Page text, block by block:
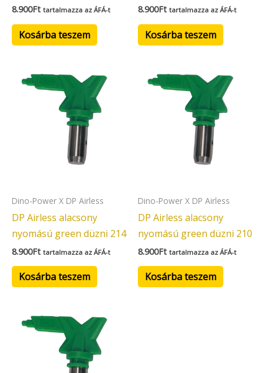
8.900Ft tartalmazza az ÁFÁ-t
Kosárba teszem
8.900Ft tartalmazza az ÁFÁ-t
Kosárba teszem
Dino-Power X DP Airless
DP Airless alacsony
nyomású green düzni 214
8.900Ft tartalmazza az ÁFÁ-t
Kosárba teszem
Dino-Power X DP Airless
DP Airless alacsony
nyomású green düzni 210
8.900Ft tartalmazza az ÁFÁ-t
Kosárba teszem